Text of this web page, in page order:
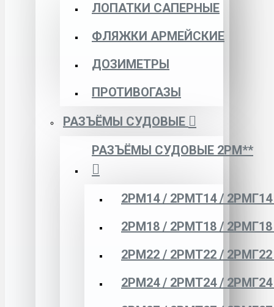
ЛОПАТКИ САПЕРНЫЕ
ФЛЯЖКИ АРМЕЙСКИЕ
ДОЗИМЕТРЫ
ПРОТИВОГАЗЫ
РАЗЪЁМЫ СУДОВЫЕ
РАЗЪЁМЫ СУДОВЫЕ 2РМ**
2РМ14 / 2РМТ14 /
2РМ18 / 2РМТ18 /
2РМ22 / 2РМТ22 /
2РМ24 / 2РМТ24 /